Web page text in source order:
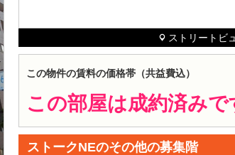
ストリートビ
この物件の賃料の価格帯（共益費込）
この部屋は成約済みで
ストークNEのその他の募集階